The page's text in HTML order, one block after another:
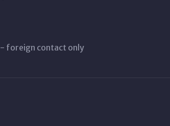
- foreign contact only